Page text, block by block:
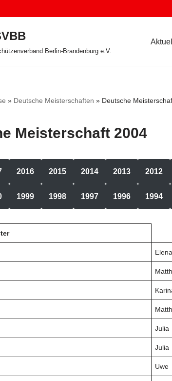
Berlin-Brandenburg e.V.
» Deutsche Meisterschaften » Deutsche
Meisterschaft 2004
2016 2015 2014 2013 2012
1999 1998 1997 1996 1994
Elena
Julia
Julia
Uwe